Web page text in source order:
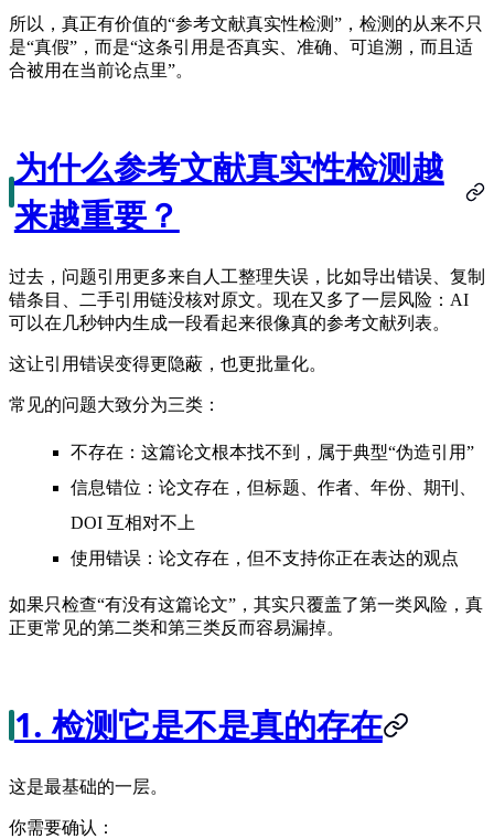
所以，真正有价值的“参考文献真实性检测”，检测的从来不只
是“真假”，而是“这条引用是否真实、准确、可追溯，而且适
合被用在当前论点里”。
为什么参考文献真实性检测越
来越重要？
过去，问题引用更多来自人工整理失误，比如导出错误、复制
错条目、二手引用链没核对原文。现在又多了一层风险：AI
可以在几秒钟内生成一段看起来很像真的参考文献列表。
这让引用错误变得更隐蔽，也更批量化。
常见的问题大致分为三类：
不存在 ：这篇论文根本找不到，属于典型“伪造引用”
信息错位 ：论文存在，但标题、作者、年份、期刊、
DOI 互相对不上
使用错误 ：论文存在，但不支持你正在表达的观点
如果只检查“有没有这篇论文”，其实只覆盖了第一类风险，真
正更常见的第二类和第三类反而容易漏掉。
1. 检测它是不是真的存在
这是最基础的一层。
你需要确认：